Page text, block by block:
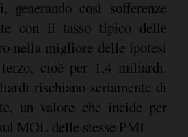
generando così sofferenze
con il tasso tipico delle
nella migliore delle ipotesi
cioè per 1,4 miliardi.
rischiano seriamente di
un valore che incide per
MOL delle stesse PMI.